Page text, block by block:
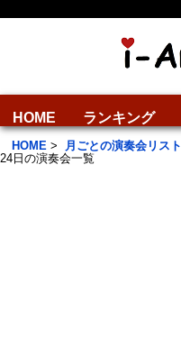
HOME ランキング
HOME > 月ごとの演奏会リスト
24日の演奏会一覧